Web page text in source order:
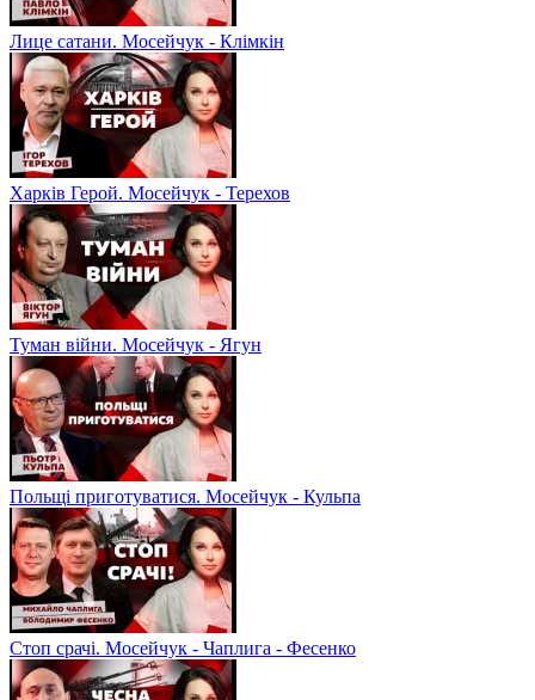
Лице сатани. Мосейчук - Клімкін
Харків Герой. Мосейчук - Терехов
Туман війни. Мосейчук - Ягун
Польщі приготуватися. Мосейчук - Кульпа
Стоп срачі. Мосейчук - Чаплига - Фесенко